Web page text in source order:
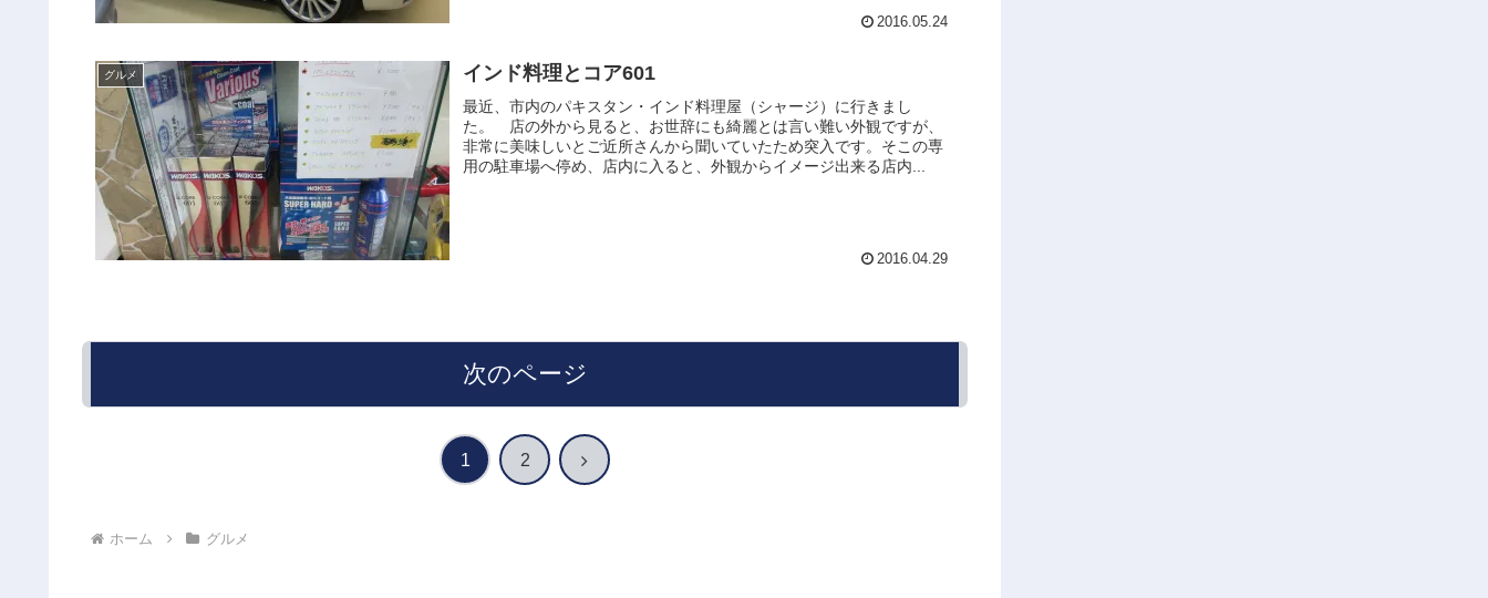
2016.05.24
グルメ インド料理とコア601
最近、市内のパキスタン・インド料理屋（シャージ）に行きまし
た。 店の外から見ると、お世辞にも綺麗とは言い難い外観ですが、
非常に美味しいとご近所さんから聞いていたため突入です。そこの専
用の駐車場へ停め、店内に入ると、外観からイメージ出来る店内...
2016.04.29
次のページ
1 2 次
ホーム グルメ